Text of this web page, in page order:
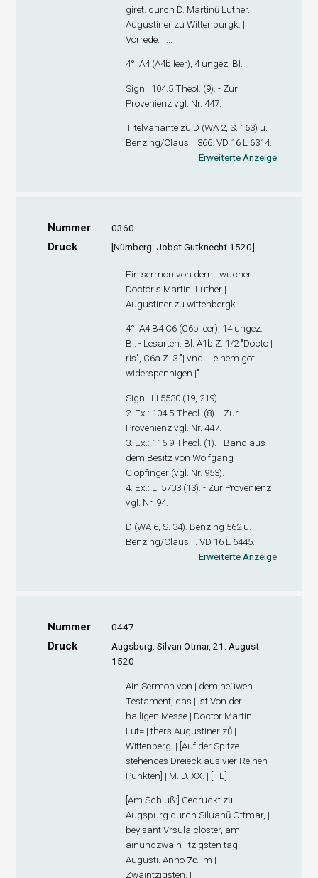
giret. durch D. Martinū Luther. |
Augustiner zu Wittenburgk. |
Vorrede. | ...
4°: A4(A4b leer), 4 ungez. Bl.
Sign .: 104.5 Theol. (9). - Zur
Provenienz vgl. Nr. 447.
Titelvariante zu D (WA 2, S. 163) u.
Benzing/Claus II 366. VD 16 L 6314.
Erweiterte Anzeige
Nummer 0360
Druck [Nürnberg: Jobst Gutknecht 1520]
Ein sermon von dem | wucher.
Doctoris Martini Luther |
Augustiner zu wittenbergk. |
4°: A4B4C6 (C6b leer), 14 ungez.
Bl. - Lesarten: Bl. A1b Z. 1/2 "Docto |
ris", C6a Z. 3 "| vnd ... einem got ...
widerspennigen |".
Sign .: Li 5530 (19, 219).
2. Ex .: 104.5 Theol. (8). - Zur
Provenienz vgl. Nr. 447.
3. Ex .: 116.9 Theol. (1). - Band aus
dem Besitz von Wolfgang
Clopfinger (vgl. Nr. 953).
4. Ex .: Li 5703 (13). - Zur Provenienz
vgl. Nr. 94.
D (WA 6, S. 34). Benzing 562 u.
Benzing/Claus II. VD 16 L 6445.
Erweiterte Anzeige
Nummer 0447
Druck
Augsburg: Silvan Otmar, 21. August
1520
Ain Sermon von | dem neüwen
Testament, das | ist Von der
hailigen Messe | Doctor Martini
Lut= | thers Augustiner zů |
Wittenberg. | [Auf der Spitze
stehendes Dreieck aus vier Reihen
Punkten] | M. D. XX. | [TE]
[Am Schluß:] Gedruckt zuͦ
Augspurg durch Siluanū Ottmar, |
bey sant Vrsula closter, am
ainundzwain | tzigsten tag
Augusti. Anno ⁊c̄. im |
Zwaintzigsten. |